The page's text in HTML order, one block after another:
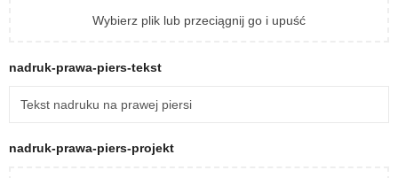
Wybierz plik lub przeciągnij go i upuść
nadruk-prawa-piers-tekst
nadruk-prawa-piers-projekt